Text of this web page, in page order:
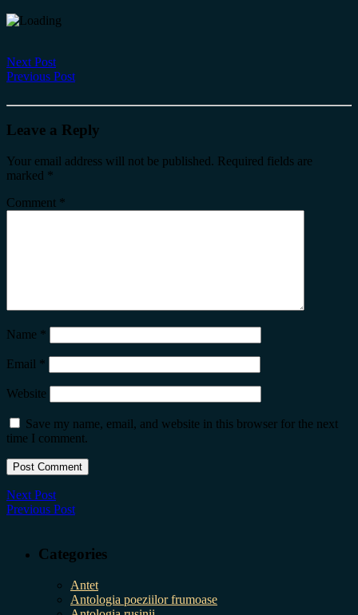
Next Post
Previous Post
Leave a Reply
Your email address will not be published. Required fields are
marked *
Comment *
Name *
Email *
Website
Save my name, email, and website in this browser for the next
time I comment.
Next Post
Previous Post
Categories
Antet
Antologia poeziilor frumoase